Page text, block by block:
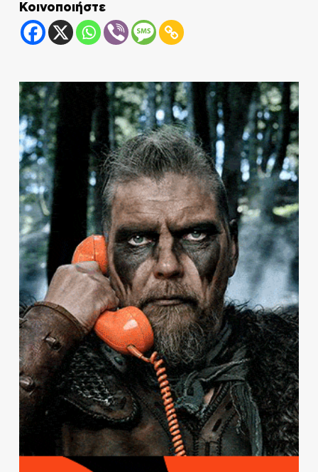
Κοινοποιήστε